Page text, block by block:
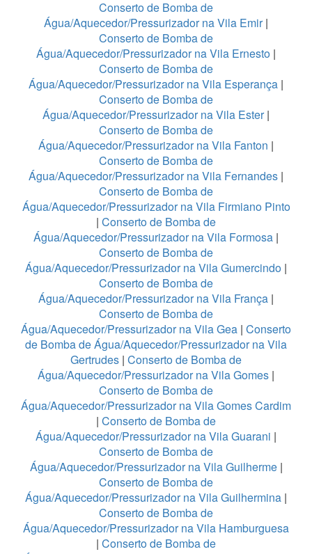
Conserto de Bomba de
Água/Aquecedor/Pressurizador na Vila Emir|
Conserto de Bomba de
Água/Aquecedor/Pressurizador na Vila Ernesto |
Conserto de Bomba de
Água/Aquecedor/Pressurizador na Vila Esperança |
Conserto de Bomba de
Água/Aquecedor/Pressurizador na Vila Ester|
Conserto de Bomba de
Água/Aquecedor/Pressurizador na Vila Fanton |
Conserto de Bomba de
Água/Aquecedor/Pressurizador na Vila Fernandes |
Conserto de Bomba de
Água/Aquecedor/Pressurizador na Vila Firmiano Pinto
| Conserto de Bomba de
Água/Aquecedor/Pressurizador na Vila Formosa |
Conserto de Bomba de
Água/Aquecedor/Pressurizador na Vila Gumercindo |
Conserto de Bomba de
Água/Aquecedor/Pressurizador na Vila França |
Conserto de Bomba de
Água/Aquecedor/Pressurizador na Vila Gea | Conserto
de Bomba de Água/Aquecedor/Pressurizador na Vila
Gertrudes | Conserto de Bomba de
Água/Aquecedor/Pressurizador na Vila Gomes |
Conserto de Bomba de
Água/Aquecedor/Pressurizador na Vila Gomes Cardim
| Conserto de Bomba de
Água/Aquecedor/Pressurizador na Vila Guarani |
Conserto de Bomba de
Água/Aquecedor/Pressurizador na Vila Guilherme|
Conserto de Bomba de
Água/Aquecedor/Pressurizador na Vila Guilhermina |
Conserto de Bomba de
Água/Aquecedor/Pressurizador na Vila Hamburguesa
| Conserto de Bomba de